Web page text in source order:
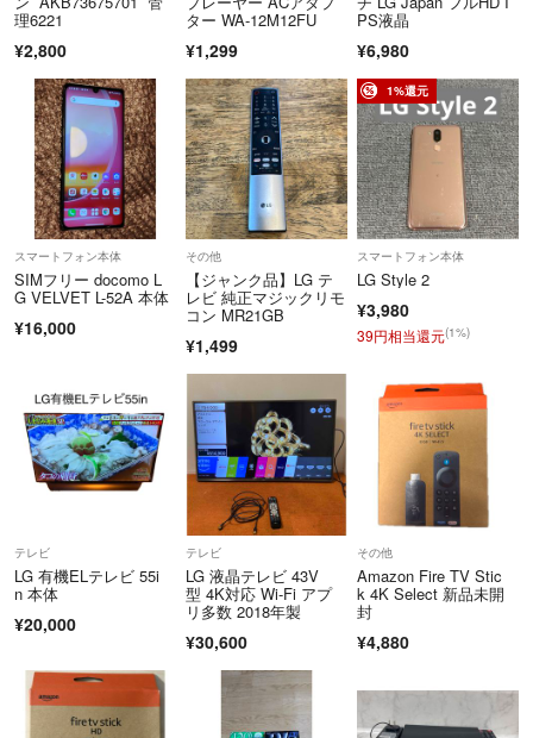
理6221
¥2,800
ター WA-12M12FU
¥1,299
PS液晶
¥6,980
スマートフォン本体
SIMフリー docomo L
G VELVET L-52A 本体
¥16,000
その他
【ジャンク品】LG テ
レビ 純正マジックリモ
コン MR21GB
¥1,499
1%還元
スマートフォン本体
LG Style 2
¥3,980
39円相当還元(1%)
テレビ
LG 有機ELテレビ 55i
n 本体
¥20,000
テレビ
LG 液晶テレビ 43V
型 4K対応 Wi-Fi アプ
リ多数 2018年製
¥30,600
その他
Amazon Fire TV Stic
k 4K Select 新品未開
封
¥4,880